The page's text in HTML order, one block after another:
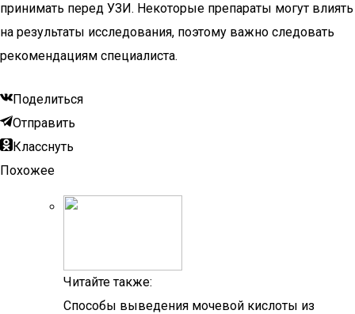
принимать перед УЗИ. Некоторые препараты могут влиять
на результаты исследования, поэтому важно следовать
рекомендациям специалиста.
Поделиться
Отправить
Класснуть
Похожее
Читайте также:
Способы выведения мочевой кислоты из